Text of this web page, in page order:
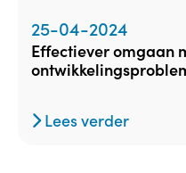
25-04-2024
effectiever omgaan met
Lees verder